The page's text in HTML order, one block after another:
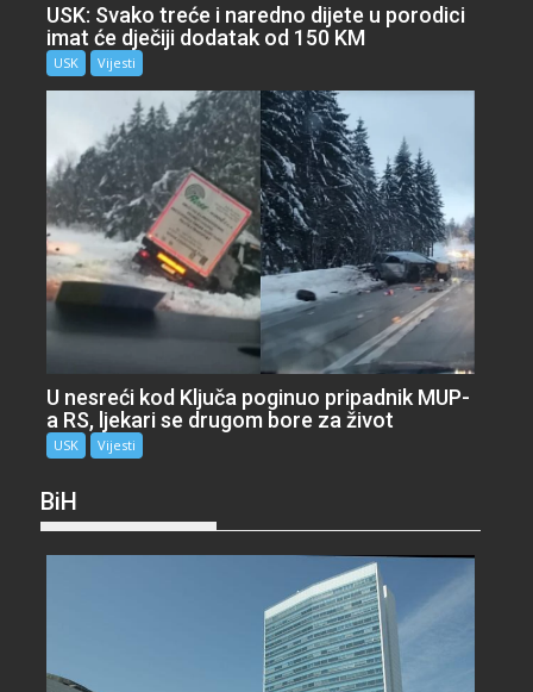
USK: Svako treće i naredno dijete u porodici
imat će dječiji dodatak od 150 KM
USK Vijesti
U nesreći kod Ključa poginuo pripadnik MUP-
a RS, ljekari se drugom bore za život
USK Vijesti
BiH